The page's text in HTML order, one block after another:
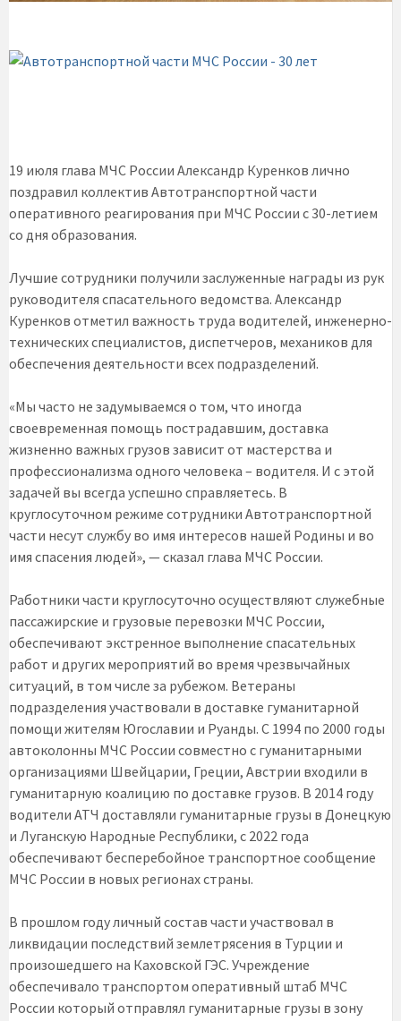
19 июля глава МЧС России Александр Куренков лично
поздравил коллектив Автотранспортной части
оперативного реагирования при МЧС России с 30-летием
со дня образования.
Лучшие сотрудники получили заслуженные награды из рук
руководителя спасательного ведомства. Александр
Куренков отметил важность труда водителей, инженерно-
технических специалистов, диспетчеров, механиков для
обеспечения деятельности всех подразделений.
«Мы часто не задумываемся о том, что иногда
своевременная помощь пострадавшим, доставка
жизненно важных грузов зависит от мастерства и
профессионализма одного человека – водителя. И с этой
задачей вы всегда успешно справляетесь. В
круглосуточном режиме сотрудники Автотранспортной
части несут службу во имя интересов нашей Родины и во
имя спасения людей», — сказал глава МЧС России.
Работники части круглосуточно осуществляют служебные
пассажирские и грузовые перевозки МЧС России,
обеспечивают экстренное выполнение спасательных
работ и других мероприятий во время чрезвычайных
ситуаций, в том числе за рубежом. Ветераны
подразделения участвовали в доставке гуманитарной
помощи жителям Югославии и Руанды. С 1994 по 2000 годы
автоколонны МЧС России совместно с гуманитарными
организациями Швейцарии, Греции, Австрии входили в
гуманитарную коалицию по доставке грузов. В 2014 году
водители АТЧ доставляли гуманитарные грузы в Донецкую
и Луганскую Народные Республики, с 2022 года
обеспечивают бесперебойное транспортное сообщение
МЧС России в новых регионах страны.
В прошлом году личный состав части участвовал в
ликвидации последствий землетрясения в Турции и
произошедшего на Каховской ГЭС. Учреждение
обеспечивало транспортом оперативный штаб МЧС
России который отправлял гуманитарные грузы в зону